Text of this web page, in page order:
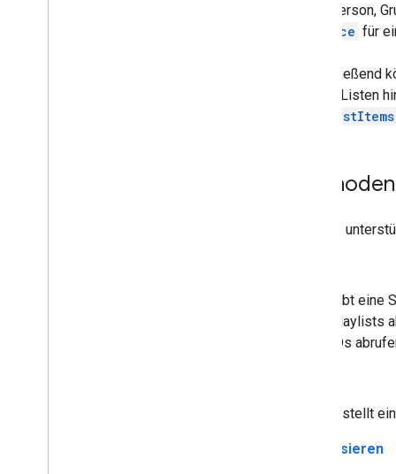
einer Person,
resource für
Anschließend
diesen Listen
Methoden
Die API
Gibt
Playlists
IDs
Erstellt
Aktualisieren